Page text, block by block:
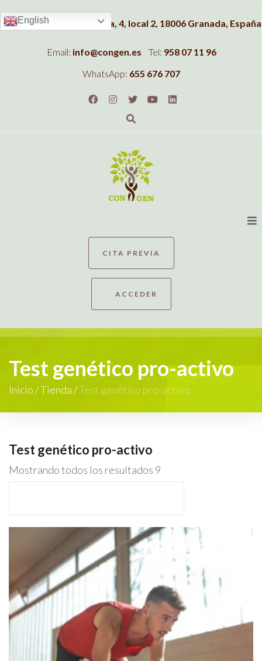
Dirección: C/Albahaca, 4, local 2, 18006 Granada, España
Email: info@congen.es Tel: 958 07 11 96
WhatsApp: 655 676 707
CITA PREVIA
ACCEDER
Test genético pro-activo
Inicio/Tienda/Test genético pro-activo
Test genético pro-activo
Mostrando todos los resultados 9
English